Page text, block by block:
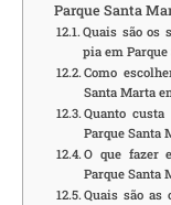
Parque Santa
Quais são os
pia em Parque
Como
Santa Marta
Quanto
Parque Santa
O que fazer
Parque Santa
Quais são as